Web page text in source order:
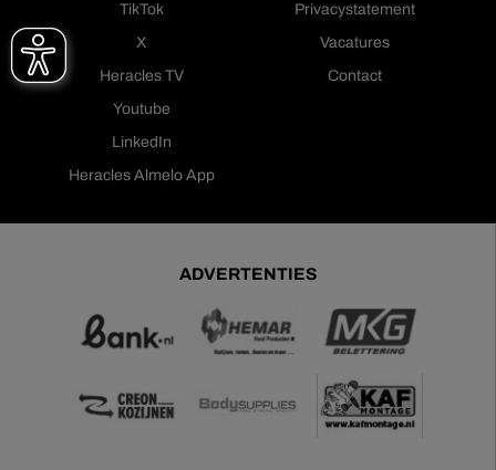
TikTok
X
Heracles TV
Youtube
LinkedIn
Heracles Almelo App
Privacystatement
Vacatures
Contact
ADVERTENTIES